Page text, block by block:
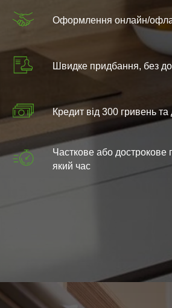
Оформлення онлайн/
Швидке придбання, без
Кредит від 300 гривень
Часткове або дострокове
який час